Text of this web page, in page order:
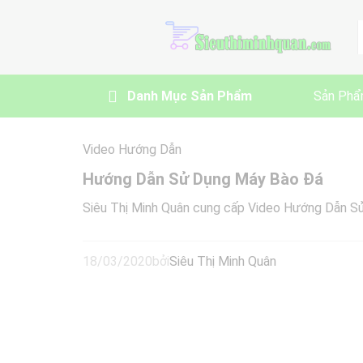
Danh Mục Sản Phẩm Sản
Video Hướng Dẫn
Hướng Dẫn Sử Dụng Máy Bào Đá
Siêu Thị Minh Quân cung cấp Video Hướng Dẫn
18/03/2020bởiSiêu Thị Minh Quân